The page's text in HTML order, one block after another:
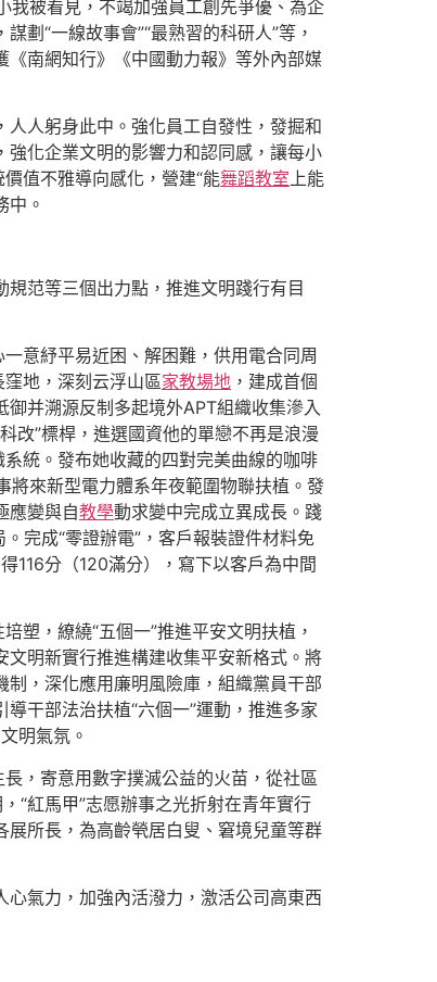
我被看見，不竭加強員工創先爭優、為企
劃“一線故事會”“最熟習的科研人”等，
南網知行》《中國動力報》等外內部媒
人人躬身此中。強化員工自發性，發掘和
化企業文明的影響力和認同感，讓每小
值不雅導向感化，營建“能舞蹈教室 上能
中。
范等三個出力點，推進文明踐行有目
意紓平易近困、解困難，供用電合同周
地，深刻云浮山區家教場地 ，建成首個
并溯源反制多起境外APT組織收集滲入
改”標桿，進選國資他的單戀不再是浪漫
統。發布她收藏的四對完美曲線的咖啡
將來新型電力體系年夜範圍物聯扶植。發
應變與自教學動求變中完成立異成長。踐
完成“零證辦電”，客戶報裝證件材料免
116分（120滿分），寫下以客戶為中間
塑，繚繞“五個一”推進平安文明扶植，
明新實行推進構建收集平安新格式。將
，深化應用廉明風險庫，組織黨員干部
干部法治扶植“六個一”運動，推進多家
明氣氛。
，寄意用數字撲滅公益的火苗，從社區
“紅馬甲”志愿辦事之光折射在青年實行
所長，為高齡煢居白叟、窘境兒童等群
心氣力，加強內活潑力，激活公司高東西